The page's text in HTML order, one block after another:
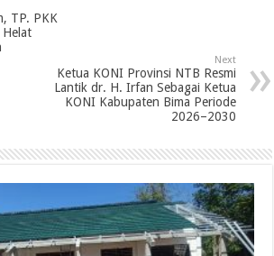
TP. PKK
Helat
Next
Ketua KONI Provinsi NTB Resmi
Lantik dr. H. Irfan Sebagai Ketua
KONI Kabupaten Bima Periode
2026–2030